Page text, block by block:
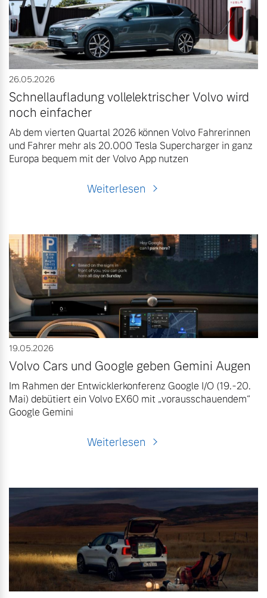
26.05.2026
Schnellaufladung vollelektrischer Volvo wird
noch einfacher
Ab dem vierten Quartal 2026 können Volvo Fahrerinnen
und Fahrer mehr als 20.000 Tesla Supercharger in ganz
Europa bequem mit der Volvo App nutzen
Weiterlesen
19.05.2026
Volvo Cars und Google geben Gemini Augen
Im Rahmen der Entwicklerkonferenz Google I/O (19.-20.
Mai) debütiert ein Volvo EX60 mit „vorausschauendem“
Google Gemini
Weiterlesen